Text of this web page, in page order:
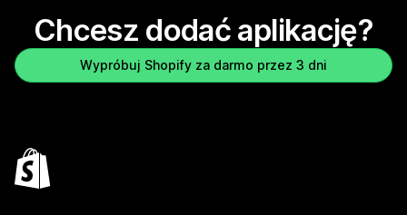
Chcesz dodać aplikację?
Wypróbuj Shopify za darmo przez 3 dni